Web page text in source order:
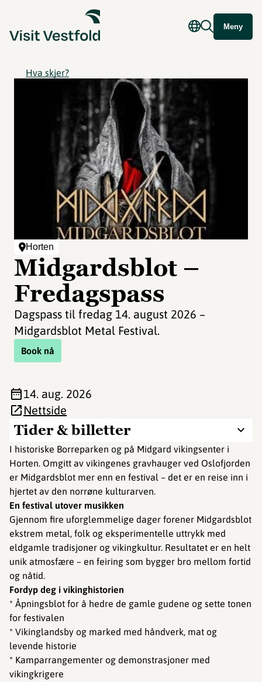
Meny
Hva skjer?
Horten
Midgardsblot –
Fredagspass
Dagspass til fredag 14. august 2026 –
Midgardsblot Metal Festival.
Book nå
Tider & billetter
I historiske Borreparken og på Midgard vikingsenter i
Horten. Omgitt av vikingenes gravhauger ved Oslofjorden
er Midgardsblot mer enn en festival – det er en reise inn i
hjertet av den norrøne kulturarven.
En festival utover musikken
Gjennom fire uforglemmelige dager forener Midgardsblot
ekstrem metal, folk og eksperimentelle uttrykk med
eldgamle tradisjoner og vikingkultur. Resultatet er en helt
unik atmosfære – en feiring som bygger bro mellom fortid
og nåtid.
Fordyp deg i vikinghistorien
* Åpningsblot for å hedre de gamle gudene og sette tonen
for festivalen
* Vikinglandsby og marked med håndverk, mat og
levende historie
* Kamparrangementer og demonstrasjoner med
vikingkrigere
14. aug. 2026
Nettside